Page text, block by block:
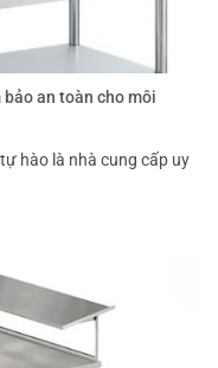
an toàn cho môi
hào là nhà cung cấp uy